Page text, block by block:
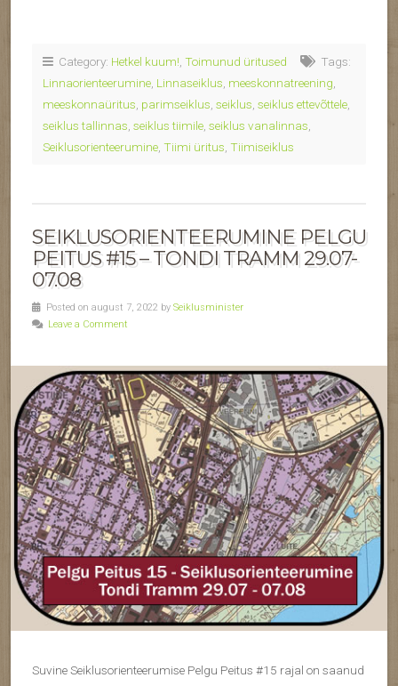
Category: Hetkel kuum! Toimunud üritused
Tags:
Linnaorienteerumine Linnaseiklus meeskonnatreening
meeskonnaüritus parimseiklus seiklus seiklus ettevõttele
seiklus tallinnas seiklus tiimile seiklus vanalinnas
Seiklusorienteerumine Tiimi üritus Tiimiseiklus
SEIKLUSORIENTEERUMINE PELGU
PEITUS #15 – TONDI TRAMM 29.07-
07.08
Posted on august 7, 2022 by Seiklusminister
Leave a Comment
Suvine Seiklusorienteerumise Pelgu Peitus #15 rajal on saanud